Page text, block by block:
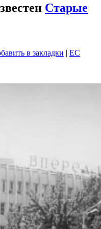
Старые
в закладки | EC